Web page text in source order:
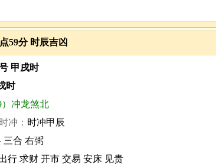
59分 时辰吉凶
甲戌时
时
）冲龙煞北
时冲： 时冲甲辰
三合 右弼
行 求财 开市 交易 安床 见贵